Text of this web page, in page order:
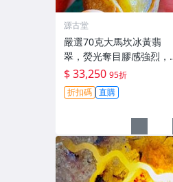
源古堂
嚴選70克大馬坎冰黃翡
翠，熒光奪目膠感強烈，
適合收藏與把玩。 翡翠 碧
玉 A貨 翡翠玉佩
$ 33,250 95折
折扣碼 直購